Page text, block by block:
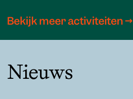
Bekijk meer activiteiten →
Nieuws